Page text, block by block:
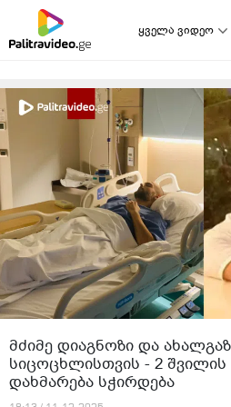
ყველა ვიდეო
მძიმე დიაგნოზი და
სიცოცხლისთვის - 2 შვილის
დახმარება სჭირდება